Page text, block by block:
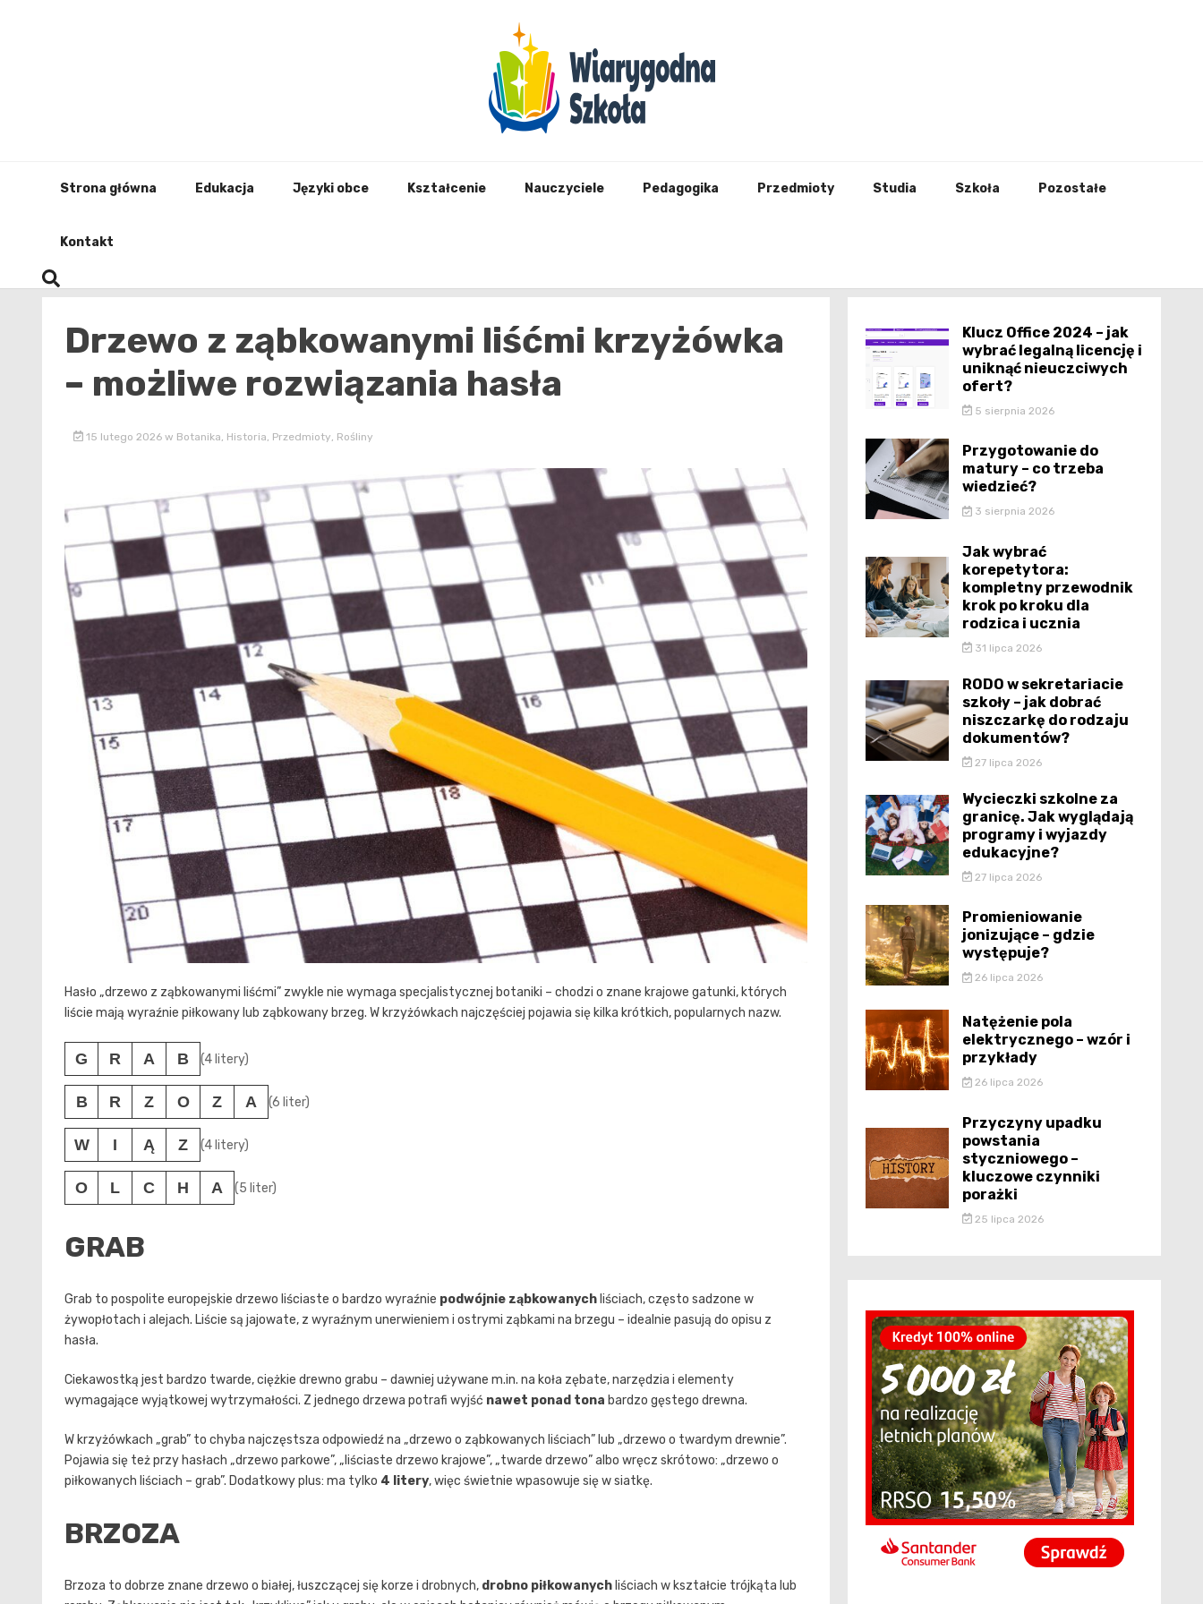
Strona główna Edukacja Języki obce Kształcenie Nauczyciele Pedagogika Przedmioty Studia Szkoła Pozostałe
Kontakt
Drzewo z ząbkowanymi liśćmi krzyżówka
– możliwe rozwiązania hasła
15 lutego 2026 w Botanika Historia Przedmioty Rośliny
Hasło „drzewo z ząbkowanymi liśćmi” zwykle nie wymaga specjalistycznej botaniki – chodzi o znane krajowe gatunki, których
liście mają wyraźnie piłkowany lub ząbkowany brzeg. W krzyżówkach najczęściej pojawia się kilka krótkich, popularnych nazw.
G R A B (4 litery)
B R Z O Z A (6 liter)
W I Ą Z (4 litery)
O L C H A (5 liter)
GRAB
Grab to pospolite europejskie drzewo liściaste o bardzo wyraźnie podwójnie ząbkowanych liściach, często sadzone w
żywopłotach i alejach. Liście są jajowate, z wyraźnym unerwieniem i ostrymi ząbkami na brzegu – idealnie pasują do opisu z
hasła.
Ciekawostką jest bardzo twarde, ciężkie drewno grabu – dawniej używane m.in. na koła zębate, narzędzia i elementy
wymagające wyjątkowej wytrzymałości. Z jednego drzewa potrafi wyjść nawet ponad tona bardzo gęstego drewna.
W krzyżówkach „grab” to chyba najczęstsza odpowiedź na „drzewo o ząbkowanych liściach” lub „drzewo o twardym drewnie”.
Pojawia się też przy hasłach „drzewo parkowe”, „liściaste drzewo krajowe”, „twarde drzewo” albo wręcz skrótowo: „drzewo o
piłkowanych liściach – grab”. Dodatkowy plus: ma tylko 4 litery, więc świetnie wpasowuje się w siatkę.
BRZOZA
Brzoza to dobrze znane drzewo o białej, łuszczącej się korze i drobnych, drobno piłkowanych liściach w kształcie trójkąta lub
Klucz Office 2024 – jak
wybrać legalną licencję i
uniknąć nieuczciwych
ofert?
5 sierpnia 2026
Przygotowanie do
matury – co trzeba
wiedzieć?
3 sierpnia 2026
Jak wybrać
korepetytora:
kompletny przewodnik
krok po kroku dla
rodzica i ucznia
31 lipca 2026
RODO w sekretariacie
szkoły – jak dobrać
niszczarkę do rodzaju
dokumentów?
27 lipca 2026
Wycieczki szkolne za
granicę. Jak wyglądają
programy i wyjazdy
edukacyjne?
27 lipca 2026
Promieniowanie
jonizujące – gdzie
występuje?
26 lipca 2026
Natężenie pola
elektrycznego – wzór i
przykłady
26 lipca 2026
Przyczyny upadku
powstania
styczniowego –
kluczowe czynniki
porażki
25 lipca 2026